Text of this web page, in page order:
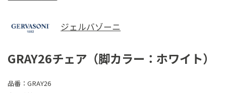
ジェルバゾーニ
GRAY26チェア（脚カラー：ホワイト）
品番： GRAY26